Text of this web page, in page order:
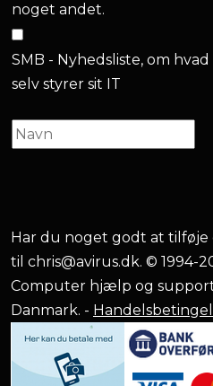
noget andet.
SMB - Nyhedsliste, om
selv styrer sit IT
Har du noget godt at tilføje
til chris@avirus.dk. © 1994-
Computer hjælp og
Danmark. -